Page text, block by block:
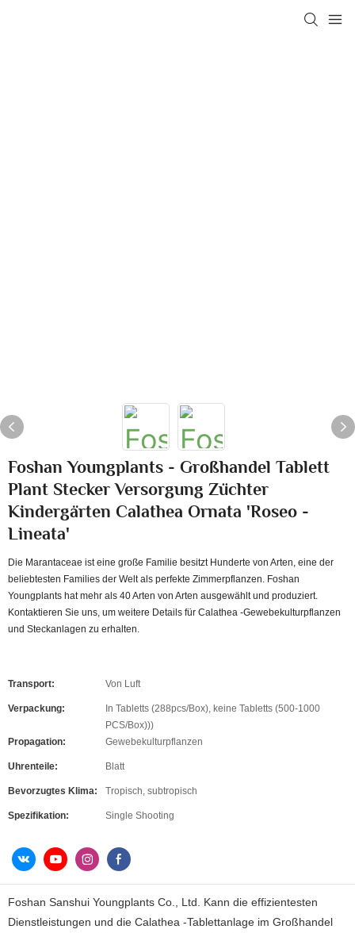
Foshan Youngplants - Großhandel Tablett
Plant Stecker Versorgung Züchter
Kindergärten Calathea Ornata 'Roseo -
Lineata'
Die Marantaceae ist eine große Familie besitzt Hunderte von Arten, eine der
beliebtesten Families der Welt als perfekte Zimmerpflanzen. Foshan
Youngplants hat mehr als 40 Arten von Arten ausgewählt und produziert.
Kontaktieren Sie uns, um weitere Details für Calathea -Gewebekulturpflanzen
und Steckanlagen zu erhalten.
Transport: Von Luft
Verpackung:
In Tabletts (288pcs/Box), keine Tabletts (500-1000
PCS/Box)))
Propagation:
Gewebekulturpflanzen
Uhrenteile: Blatt
Bevorzugtes Klima: Tropisch, subtropisch
Spezifikation: Single Shooting
Foshan Sanshui Youngplants Co., Ltd. Kann die effizientesten
Dienstleistungen und die Calathea -Tablettanlage im Großhandel